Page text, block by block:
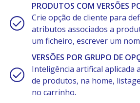
PRODUTOS COM VERSÕES
Crie opção de cliente para
atributos associados a
um ficheiro, escrever um
VERSÕES POR GRUPO DE
Inteligência artifical aplicada
de produtos, na home,
no carrinho.